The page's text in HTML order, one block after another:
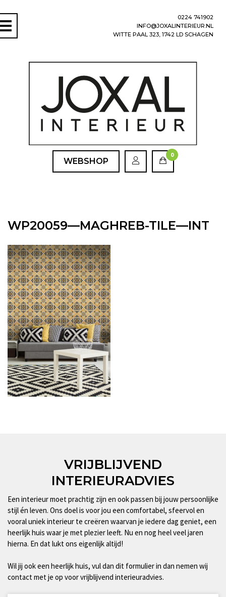
0224 741902
INFO@JOXALINTERIEUR.NL
WITTE PAAL 323, 1742 LD SCHAGEN
WEBSHOP
0
WP20059—MAGHREB-TILE—INT
VRIJBLIJVEND
INTERIEURADVIES
Een interieur moet prachtig zijn en ook passen bij jouw persoonlijke
stijl én leven. Ons doel is voor jou een comfortabel, sfeervol en
vooral uniek interieur te creëren waarvan je iedere dag geniet, een
heerlijk huis waar je met plezier leeft. Nu en nog heel veel jaren
hierna. En dat lukt ons eigenlijk altijd!
Wil jij ook een heerlijk huis, vul dan dit formulier in dan nemen wij
contact met je op voor vrijblijvend interieuradvies.